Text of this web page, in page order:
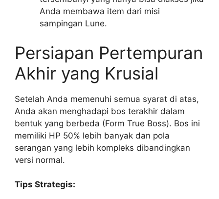
Anda membawa item dari misi
sampingan Lune.
Persiapan Pertempuran
Akhir yang Krusial
Setelah Anda memenuhi semua syarat di atas,
Anda akan menghadapi bos terakhir dalam
bentuk yang berbeda (Form True Boss). Bos ini
memiliki HP 50% lebih banyak dan pola
serangan yang lebih kompleks dibandingkan
versi normal.
Tips Strategis: